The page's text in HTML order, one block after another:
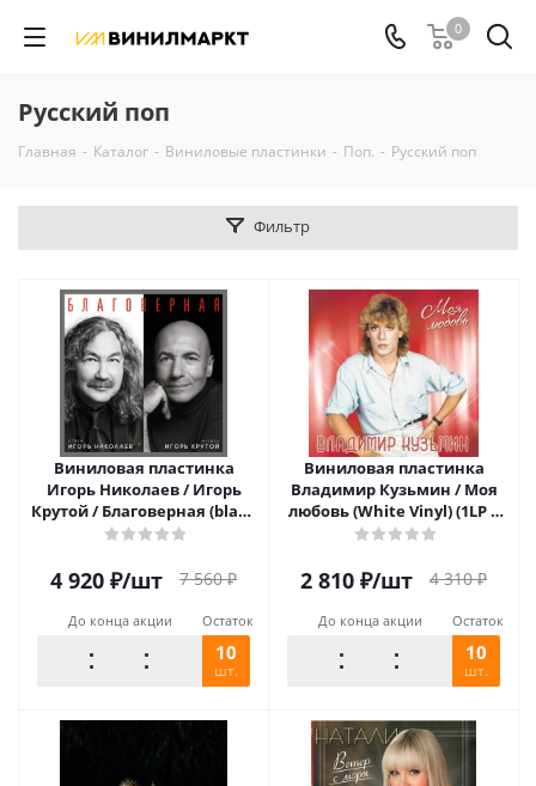
0
Русский поп
Главная - Каталог - Виниловые пластинки - Поп. - Русский поп
Фильтр
Виниловая пластинка
Игорь Николаев / Игорь
Крутой / Благоверная (black
& white vinyl) (2lp)
4 920 ₽/шт 7 560₽
До конца акции Остаток
10
шт.
Виниловая пластинка
Владимир Кузьмин / Моя
любовь (White Vinyl) (1LP +
постер)
2 810 ₽/шт 4 310₽
До конца акции Остаток
10
шт.